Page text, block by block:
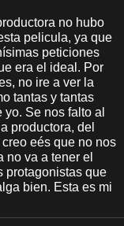
no hubo
pelicula, ya que
peticiones
era el ideal. Por
no ire a ver la
tantas y tantas
Se nos falto al
productora, del
eés que no nos
no va a tener el
protagonistas que
bien. Esta es mi